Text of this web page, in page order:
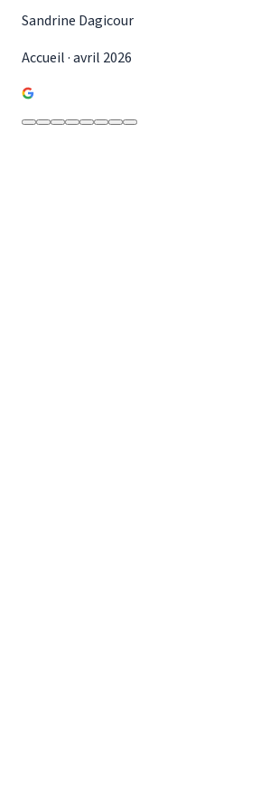
Sandrine Dagicour
Accueil · avril 2026